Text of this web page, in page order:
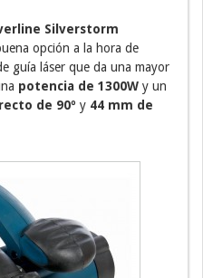
Silverstorm
opción a la hora de
guía láser que da una mayor
potencia de 1300W y un
de 90º y 44 mm de